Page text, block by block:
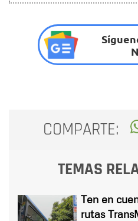
COMPARTE:
TEMAS
Ten en
rutas